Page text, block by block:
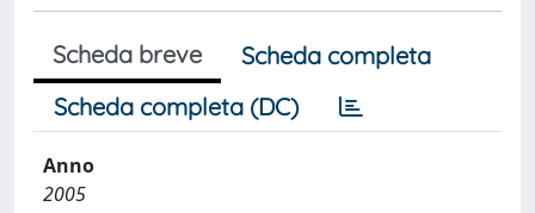
Scheda breve
Scheda completa
Scheda completa (DC)
Anno
2005